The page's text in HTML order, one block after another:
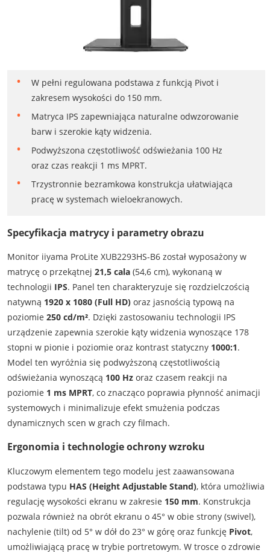
W pełni regulowana podstawa z funkcją Pivot i
zakresem wysokości do 150 mm.
Matryca IPS zapewniająca naturalne odwzorowanie
barw i szerokie kąty widzenia.
Podwyższona częstotliwość odświeżania 100 Hz
oraz czas reakcji 1 ms MPRT.
Trzystronnie bezramkowa konstrukcja ułatwiająca
pracę w systemach wieloekranowych.
Specyfikacja matrycy i parametry obrazu
Monitor iiyama ProLite XUB2293HS-B6 został wyposażony w
matrycę o przekątnej 21,5 cala(54,6 cm), wykonaną w
technologii IPS. Panel ten charakteryzuje się rozdzielczością
natywną 1920 x 1080 (Full HD)oraz jasnością typową na
poziomie 250 cd/m². Dzięki zastosowaniu technologii IPS
urządzenie zapewnia szerokie kąty widzenia wynoszące 178
stopni w pionie i poziomie oraz kontrast statyczny 1000:1.
Model ten wyróżnia się podwyższoną częstotliwością
odświeżania wynoszącą 100 Hzoraz czasem reakcji na
poziomie 1 ms MPRT, co znacząco poprawia płynność animacji
systemowych i minimalizuje efekt smużenia podczas
dynamicznych scen w grach czy filmach.
Ergonomia i technologie ochrony wzroku
Kluczowym elementem tego modelu jest zaawansowana
podstawa typu HAS (Height Adjustable Stand), która umożliwia
regulację wysokości ekranu w zakresie 150 mm. Konstrukcja
pozwala również na obrót ekranu o 45° w obie strony (swivel),
nachylenie (tilt) od 5° w dół do 23° w górę oraz funkcję Pivot,
umożliwiającą pracę w trybie portretowym. W trosce o zdrowie